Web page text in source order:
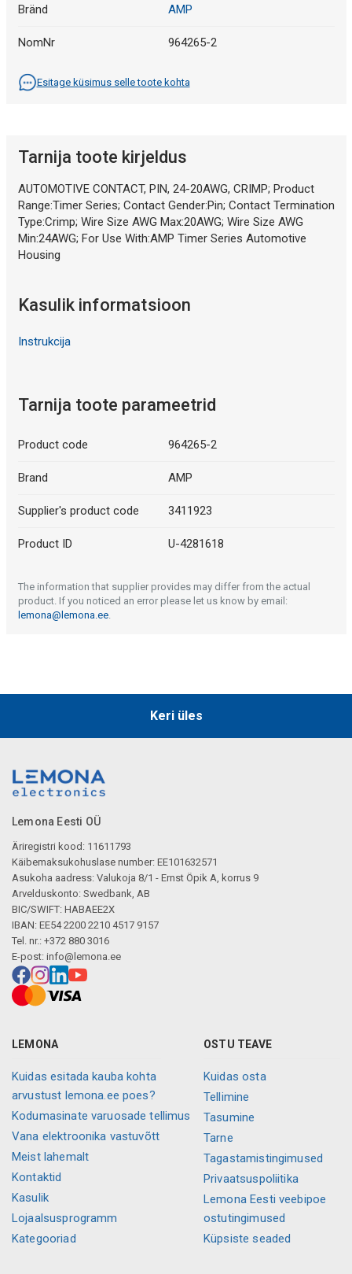
Bränd AMP
NomNr 964265-2
Esitage küsimus selle toote kohta
Tarnija toote kirjeldus
AUTOMOTIVE CONTACT, PIN, 24-20AWG, CRIMP; Product
Range:Timer Series; Contact Gender:Pin; Contact Termination
Type:Crimp; Wire Size AWG Max:20AWG; Wire Size AWG
Min:24AWG; For Use With:AMP Timer Series Automotive
Housing
Kasulik informatsioon
Instrukcija
Tarnija toote parameetrid
Product code 964265-2
Brand AMP
Supplier's product code 3411923
Product ID U-4281618
The information that supplier provides may differ from the actual
product. If you noticed an error please let us know by email:
lemona@lemona.ee.
Keri üles
Lemona Eesti OÜ
Äriregistri kood: 11611793
Käibemaksukohuslase number: EE101632571
Asukoha aadress: Valukoja 8/1 - Ernst Öpik A, korrus 9
Arvelduskonto: Swedbank, AB
BIC/SWIFT: HABAEE2X
IBAN: EE54 2200 2210 4517 9157
Tel. nr.: +372 880 3016
E-post: info@lemona.ee
LEMONA
Kuidas esitada kauba kohta
arvustust lemona.ee poes?
Kodumasinate varuosade tellimus
Vana elektroonika vastuvõtt
Meist lahemalt
Kontaktid
Kasulik
Lojaalsusprogramm
Kategooriad
OSTU TEAVE
Kuidas osta
Tellimine
Tasumine
Tarne
Tagastamistingimused
Privaatsuspoliitika
Lemona Eesti veebipoe
ostutingimused
Küpsiste seaded